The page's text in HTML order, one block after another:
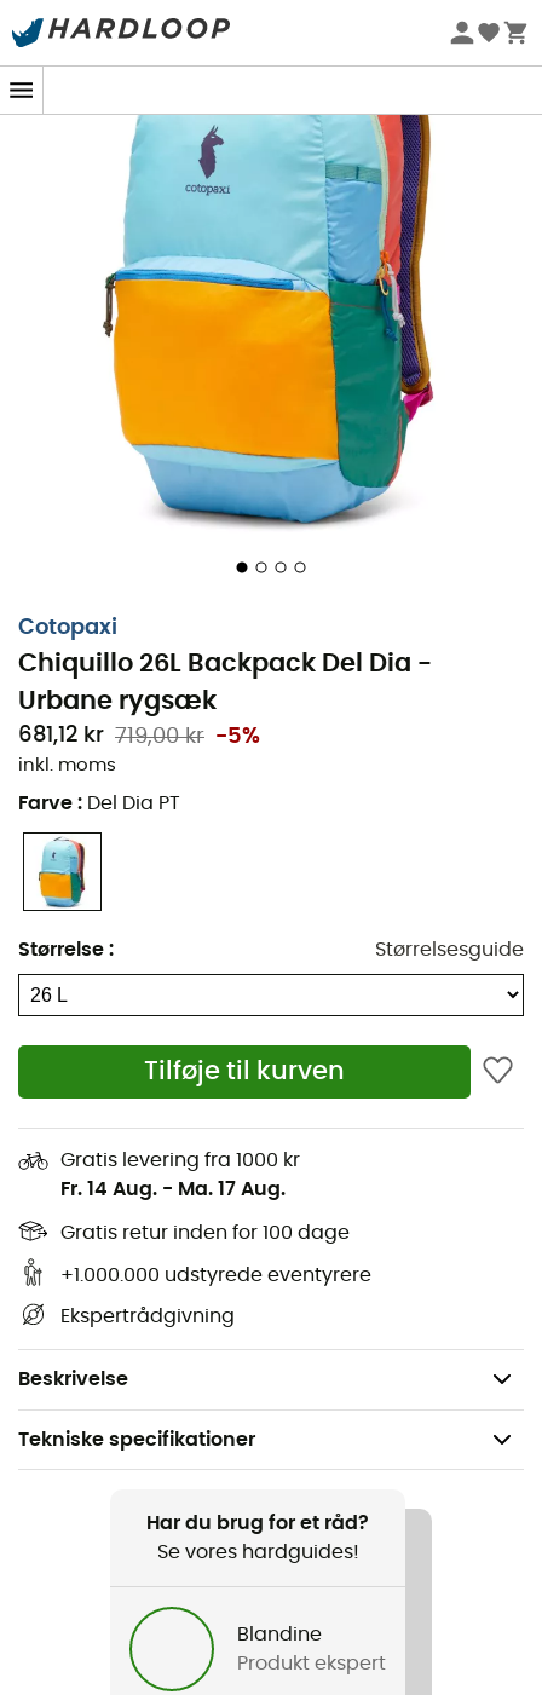
Øko-fremstillet
Cotopaxi
Chiquillo 26L Backpack Del Dia -
Urbane rygsæk
681,12 kr 719,00 kr -5%
inkl. moms
Farve : Del Dia PT
Størrelse : Størrelsesguide
Tilføje til kurven
Gratis levering fra 1000 kr
Fr. 14 Aug. - Ma. 17 Aug.
Gratis retur inden for 100 dage
+1.000.000 udstyrede eventyrere
Ekspertrådgivning
Beskrivelse
På vej til en ny dag med urbane eventyr erChiquillo 26L
Backpack Del Diafra Cotopaxidin pålidelige
følgesvend. Designet til atmodståhverdagens
udfordringer, tilpasser denne rygsæk sig perfekt til din
travle livsstil. Uanset om det er for at klare en skoledag,
fungere som en improviseret pude under en pause i
parken, eller være din trofaste makker på busturen, vil
den aldrig svigte dig.
Udstyret med slidstærke stoffer fra
genbrugsmaterialer, er hver Chiquillounik
dig! Den polstrede lomme til bærbar computer eller
tablet beskytter dine enheder, mens de lynlåslukkede
Denne rygsæk er ikke kun praktisk, den er også et ægte
koncentrat af holdbarhed og innovation, designet til
dem, der lever livet i fuld fart.
Med sin kapacitet på 26 liter tilbyder Chiquillo rigeligt
med
minder dig om, at eventyret aldrig er langt væk, selv
midt i byen.
To lommer til vandflasker
Indvendige organisatorer
Polstret lomme til 16" bærbar computer
Stropfastgørelsesløkker
Unikke farver fra dagen
Findes også i 30L
100 % overskudsnylon og -polyester
26L (1587 kubiktommer)
19 x 11 x 6 tommer (49 x 27 x 16 cm)
1 pund 9 ounces (710g)
Tekniske specifikationer
Rejse / Det daglige livHar du brug for et råd?
Se vores hardguides!
Blandine
Produkt ekspert